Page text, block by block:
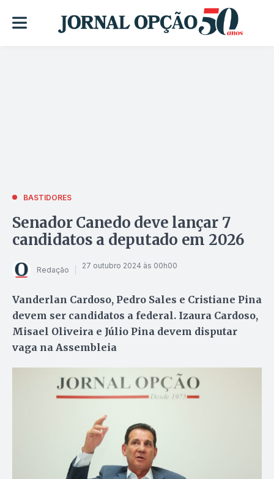
BASTIDORES
Senador Canedo deve lançar 7
candidatos a deputado em 2026
Redação 27 outubro 2024 às 00h00
Vanderlan Cardoso, Pedro Sales e Cristiane Pina
devem ser candidatos a federal. Izaura Cardoso,
Misael Oliveira e Júlio Pina devem disputar
vaga na Assembleia